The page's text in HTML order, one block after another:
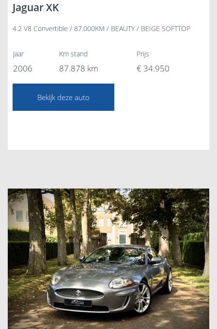
Jaguar XK
4.2 V8 Convertible / 87.000KM / BEAUTY / BEIGE SOFTTOP
Jaar
2006
Km stand
87.878 km
Prijs
€ 34.950
Bekijk deze auto